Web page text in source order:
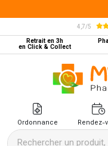
4,7/5
Retrait en 3h
en Click & Collect
Ordonnance Rendez-